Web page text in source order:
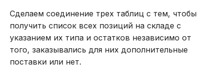
Сделаем соединение трех таблиц с тем, чтобы
получить список всех позиций на складе с
указанием их типа и остатков независимо от
того, заказывались для них дополнительные
поставки или нет.